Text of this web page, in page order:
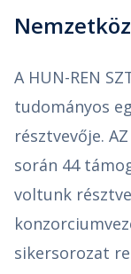
A HUN-REN
tudományos
résztvevője.
során 44
voltunk
sikersorozat